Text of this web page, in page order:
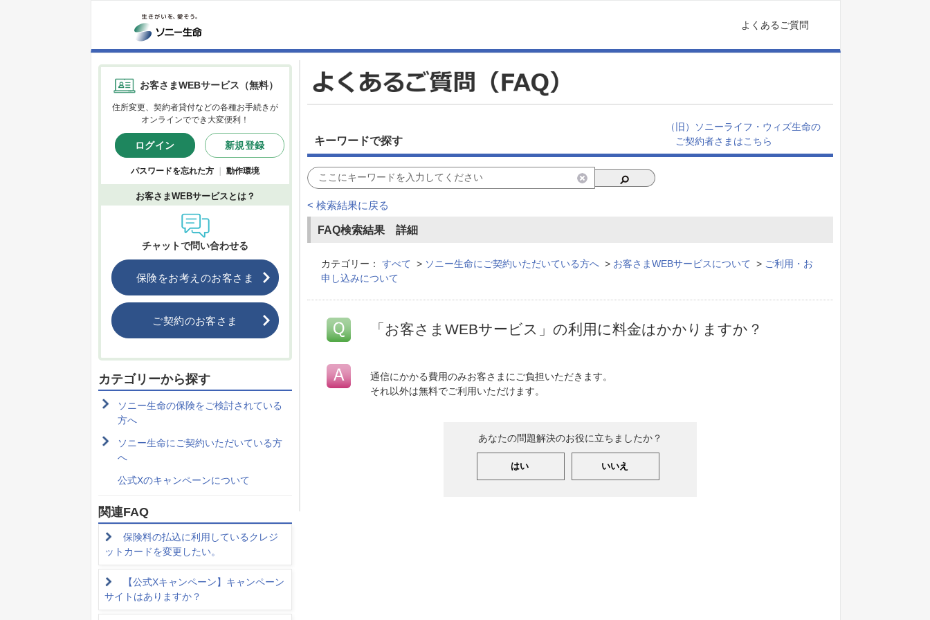
よくあるご質問
お客さまWEBサービス（無料）
住所変更、契約者貸付などの各種お手続きが
オンラインででき大変便利！
ログイン 新規登録
パスワードを忘れた方 動作環境
お客さまWEBサービスとは？
チャットで問い合わせる
保険をお考えのお客さま
ご契約のお客さま
カテゴリーから探す
ソニー生命の保険をご検討されている
方へ
ソニー生命にご契約いただいている方
へ
公式Xのキャンペーンについて
関連FAQ
保険料の払込に利用しているクレジ
ットカードを変更したい。
【公式Xキャンペーン】キャンペーン
サイトはありますか？
キーワードで探す
（旧）ソニーライフ・ウィズ生命の
ご契約者さまはこちら
< 検索結果に戻る
FAQ検索結果 詳細
カテゴリー： すべて > ソニー生命にご契約いただいている方へ > お客さまWEBサービスについて > ご利用・お
申し込みについて
「お客さまWEBサービス」の利用に料金はかかりますか？
通信にかかる費用のみお客さまにご負担いただきます。
それ以外は無料でご利用いただけます。
あなたの問題解決のお役に立ちましたか？